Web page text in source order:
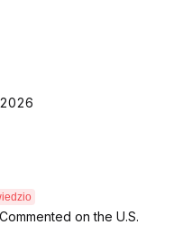
on the U.S.